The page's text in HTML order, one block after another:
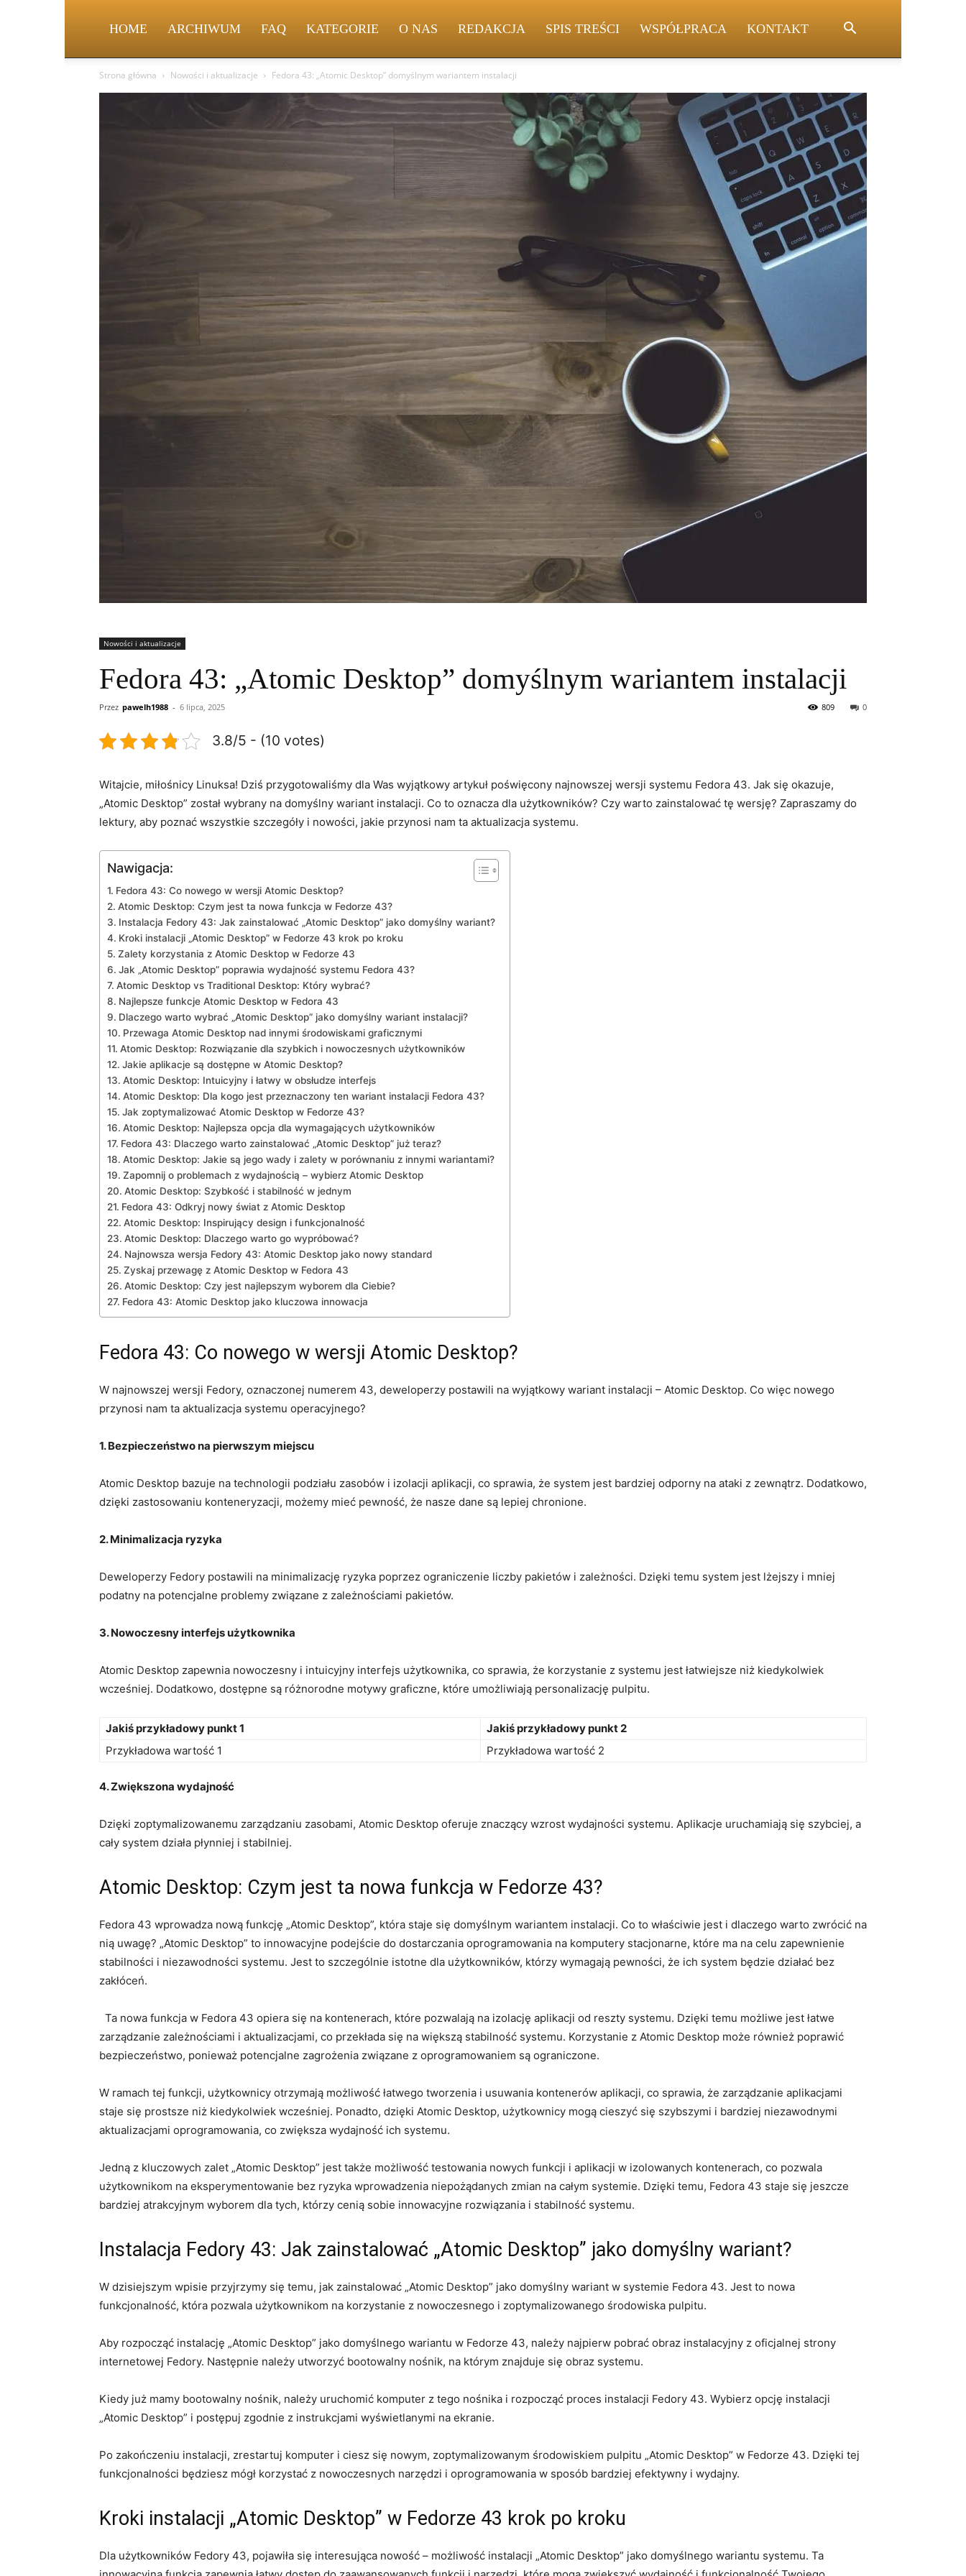
HOME ARCHIWUM FAQ KATEGORIE O NAS REDAKCJA SPIS TREŚCI WSPÓŁPRACA KONTAKT
Strona główna Nowości i aktualizacje Fedora 43: „Atomic Desktop” domyślnym wariantem instalacji
Nowości i aktualizacje
Fedora 43: „Atomic Desktop” domyślnym wariantem instalacji
Przez pawelh1988 - 6 lipca, 2025 0
809
3.8/5 - (10 votes)
Witajcie, ⁢miłośnicy Linuksa! Dziś ⁤przygotowaliśmy ⁤dla Was wyjątkowy artykuł⁢ poświęcony najnowszej wersji systemu Fedora 43. Jak się okazuje,
„Atomic ‌Desktop” został wybrany na‍ domyślny ​wariant instalacji. Co ⁣to oznacza ⁤dla użytkowników? Czy warto ⁤zainstalować ⁤tę wersję? Zapraszamy do
lektury, aby poznać wszystkie szczegóły i nowości, jakie przynosi nam ​ta aktualizacja ⁤systemu.
Nawigacja:
Fedora 43: ⁣Co nowego​ w ⁤wersji Atomic Desktop?
Atomic ‍Desktop: ⁢Czym jest ta nowa funkcja w Fedorze 43?
Instalacja ‍Fedory 43: Jak ​zainstalować „Atomic Desktop” ⁢jako domyślny wariant?
Kroki instalacji „Atomic Desktop”⁤ w Fedorze 43 krok ⁤po kroku
Zalety‌ korzystania z Atomic‍ Desktop​ w ‌Fedorze 43
Jak „Atomic Desktop” poprawia wydajność systemu ⁣Fedora ⁣43?
Atomic Desktop vs Traditional Desktop: Który wybrać?
Najlepsze⁢ funkcje⁤ Atomic Desktop⁤ w Fedora 43
Dlaczego warto wybrać „Atomic Desktop” jako domyślny wariant ​instalacji?
Przewaga Atomic Desktop⁤ nad innymi środowiskami graficznymi
Atomic Desktop: Rozwiązanie⁣ dla szybkich i nowoczesnych użytkowników
Jakie aplikacje ​są dostępne w Atomic Desktop?
Atomic Desktop: Intuicyjny⁣ i łatwy w obsłudze interfejs
Atomic Desktop: Dla‍ kogo jest przeznaczony ten wariant instalacji Fedora 43?
Jak zoptymalizować Atomic ⁤Desktop⁢ w Fedorze 43?
Atomic Desktop: Najlepsza opcja‌ dla wymagających użytkowników
Fedora 43: Dlaczego warto zainstalować „Atomic Desktop” już teraz?
Atomic Desktop: Jakie⁤ są ‍jego wady i zalety w ‌porównaniu z⁤ innymi wariantami?
Zapomnij o‍ problemach ⁣z wydajnością – wybierz Atomic Desktop
Atomic Desktop: Szybkość​ i stabilność w ⁣jednym
Fedora⁢ 43: Odkryj nowy świat⁤ z Atomic Desktop
Atomic Desktop: Inspirujący⁤ design i funkcjonalność
Atomic Desktop: Dlaczego warto ‍go wypróbować?
Najnowsza wersja Fedory 43:⁢ Atomic Desktop jako⁢ nowy standard
Zyskaj przewagę ‌z‌ Atomic Desktop w Fedora 43
Atomic Desktop: Czy jest⁢ najlepszym wyborem dla ‍Ciebie?
Fedora ‍43:⁢ Atomic Desktop jako kluczowa​ innowacja
Fedora 43: ⁣Co nowego​ w ⁤wersji Atomic Desktop?
W najnowszej ‍wersji Fedory, oznaczonej ⁢numerem 43, deweloperzy postawili na ⁢wyjątkowy wariant‌ instalacji⁣ – Atomic Desktop. Co⁤ więc nowego
przynosi nam ta aktualizacja systemu ⁢operacyjnego?
1. Bezpieczeństwo na pierwszym⁢ miejscu
Atomic Desktop⁣ bazuje⁢ na technologii podziału zasobów i izolacji ‍aplikacji, co sprawia, że ​system jest bardziej odporny na ataki ‌z⁣ zewnątrz. Dodatkowo,
‌dzięki zastosowaniu konteneryzacji, ⁤możemy‌ mieć pewność, że nasze dane ​są ⁤lepiej ‍chronione.
2. ⁣Minimalizacja ryzyka
Deweloperzy Fedory postawili⁤ na minimalizację ryzyka poprzez ograniczenie liczby pakietów ⁢i⁢ zależności.‍ Dzięki temu system jest⁣ lżejszy i mniej
‌podatny na potencjalne⁤ problemy związane z zależnościami​ pakietów.
3. Nowoczesny interfejs użytkownika
Atomic ​Desktop zapewnia nowoczesny⁢ i intuicyjny ⁢interfejs użytkownika, co sprawia, że korzystanie ​z systemu jest łatwiejsze niż kiedykolwiek
wcześniej.​ Dodatkowo, dostępne są różnorodne⁣ motywy graficzne, które​ umożliwiają personalizację pulpitu.
Jakiś przykładowy punkt 1
Jakiś przykładowy punkt 2
Przykładowa wartość‌ 1
Przykładowa wartość 2
4. Zwiększona⁤ wydajność
Dzięki ⁣zoptymalizowanemu zarządzaniu zasobami, Atomic Desktop ⁤oferuje znaczący wzrost wydajności systemu. Aplikacje ⁣uruchamiają się szybciej, a
cały system⁤ działa​ płynniej ⁣i stabilniej.
Atomic ‍Desktop: ⁢Czym jest ta nowa funkcja w Fedorze 43?
Fedora 43 ⁣wprowadza nową ⁤funkcję „Atomic Desktop”, która staje się domyślnym wariantem instalacji. Co‍ to właściwie​ jest i dlaczego warto zwrócić na
nią uwagę? ⁢„Atomic Desktop” to innowacyjne podejście⁤ do dostarczania ⁣oprogramowania ‌na komputery stacjonarne, które ma‍ na⁤ celu zapewnienie⁢
stabilności i niezawodności systemu. ⁤Jest to szczególnie ‌istotne dla użytkowników, którzy wymagają pewności, że ich system będzie działać bez
zakłóceń.
⁣‍ ‌ Ta nowa funkcja w Fedora ⁢43 opiera się na kontenerach, które pozwalają na izolację aplikacji od​ reszty systemu. Dzięki temu⁢ możliwe jest​ łatwe
zarządzanie zależnościami i aktualizacjami, co⁣ przekłada się na większą‌ stabilność systemu. Korzystanie⁤ z Atomic Desktop‍ może ​również poprawić
bezpieczeństwo, ponieważ potencjalne⁣ zagrożenia związane z​ oprogramowaniem ‍są ograniczone.
W ramach tej funkcji, użytkownicy otrzymają możliwość‌ łatwego ‌tworzenia i usuwania kontenerów aplikacji, co sprawia, że zarządzanie aplikacjami
staje ⁣się prostsze niż kiedykolwiek wcześniej. Ponadto, dzięki⁤ Atomic Desktop, użytkownicy​ mogą cieszyć⁣ się szybszymi i‌ bardziej niezawodnymi
aktualizacjami oprogramowania,⁤ co zwiększa wydajność ich systemu.
Jedną z kluczowych zalet „Atomic Desktop” ⁢jest⁤ także możliwość testowania nowych funkcji i aplikacji ⁣w izolowanych kontenerach, co pozwala
użytkownikom na eksperymentowanie bez ryzyka wprowadzenia niepożądanych zmian ⁢na⁤ całym systemie. Dzięki temu,⁣ Fedora 43 staje się ​jeszcze⁣
bardziej atrakcyjnym wyborem dla tych, którzy ⁤cenią sobie ⁢innowacyjne rozwiązania i stabilność ‍systemu.
Instalacja ‍Fedory 43: Jak ​zainstalować „Atomic Desktop” ⁢jako domyślny wariant?
W dzisiejszym wpisie⁣ przyjrzymy ​się temu, ​jak zainstalować „Atomic Desktop”⁢ jako domyślny⁤ wariant​ w ​systemie ⁣Fedora ⁢43. Jest to nowa
funkcjonalność, ‍która pozwala użytkownikom na ⁤korzystanie ‌z nowoczesnego i zoptymalizowanego środowiska pulpitu.
Aby rozpocząć instalację „Atomic Desktop” ‍jako domyślnego wariantu w Fedorze ⁢43, należy najpierw ⁤pobrać obraz‍ instalacyjny z oficjalnej strony
internetowej ‍Fedory. Następnie należy utworzyć bootowalny nośnik, na którym znajduje się obraz systemu.
Kiedy już mamy bootowalny nośnik, należy uruchomić‌ komputer z ⁣tego nośnika ‌i rozpocząć proces instalacji Fedory 43. ‌Wybierz opcję instalacji
⁢„Atomic ‌Desktop” i⁤ postępuj ​zgodnie z‍ instrukcjami wyświetlanymi na‌ ekranie.
Po zakończeniu instalacji, zrestartuj komputer i⁣ ciesz się nowym, ⁣zoptymalizowanym środowiskiem pulpitu ⁤„Atomic Desktop” ‌w Fedorze ⁣43. Dzięki⁢ tej
funkcjonalności ​będziesz mógł korzystać z nowoczesnych narzędzi i oprogramowania w sposób bardziej efektywny i wydajny.
Kroki instalacji „Atomic Desktop”⁤ w Fedorze 43 krok ⁤po kroku
Dla‌ użytkowników Fedory 43, pojawiła się interesująca⁤ nowość – możliwość instalacji⁤ „Atomic Desktop” ⁢jako domyślnego⁤ wariantu systemu. Ta